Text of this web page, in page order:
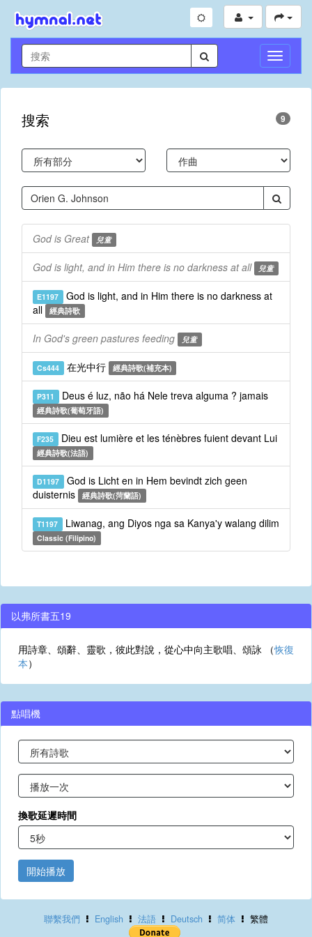
切
換
導
搜索 9
God is Great 兒童
God is light, and in Him there is no darkness at all 兒童
E1197 God is light, and in Him there is no darkness at
all
經典詩歌
In God's green pastures feeding 兒童
Cs444 在光中行 經典詩歌(補充本)
P311 Deus é luz, não há Nele treva alguma ? jamais
經典詩歌(葡萄牙語)
F235 Dieu est lumière et les ténèbres fuient devant Lui
經典詩歌(法語)
D1197 God is Licht en in Hem bevindt zich geen
duisternis
經典詩歌(菏蘭語)
T1197 Liwanag, ang Diyos nga sa Kanya'y walang dilim
Classic (Filipino)
以弗所書五19
用詩章、頌辭、靈歌，彼此對說，從心中向主歌唱、頌詠 （恢復
本）
點唱機
換歌延遲時間
開始播放
聯繫我們 English 法語 Deutsch 简体 繁體